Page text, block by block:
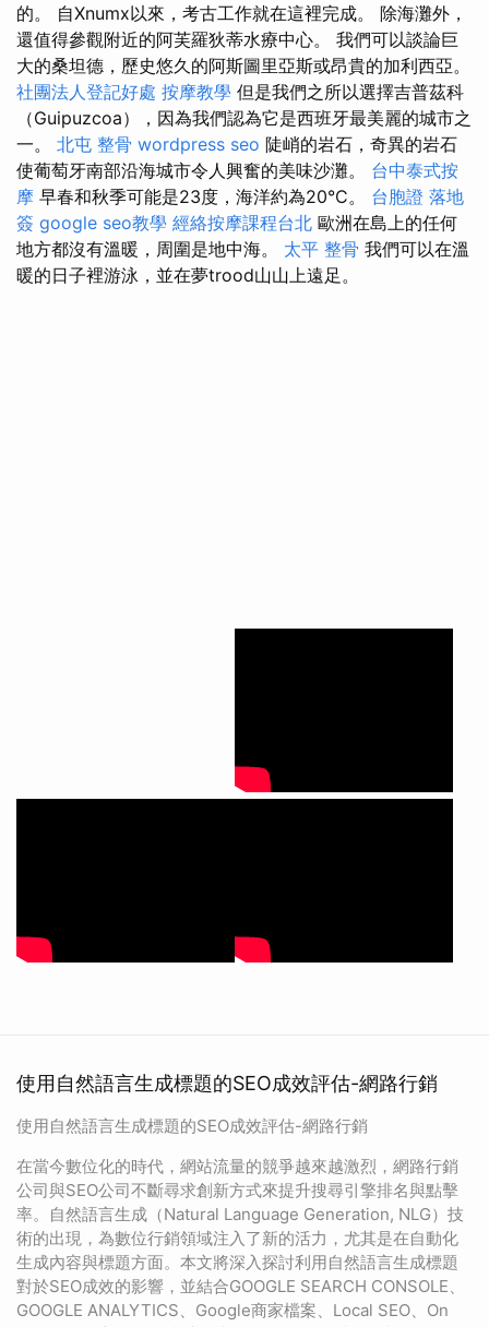
的。 自Xnumx以來，考古工作就在這裡完成。 除海灘外，
還值得參觀附近的阿芙羅狄蒂水療中心。 我們可以談論巨
大的桑坦德，歷史悠久的阿斯圖里亞斯或昂貴的加利西亞。
社團法人登記好處 按摩教學 但是我們之所以選擇吉普茲科
（Guipuzcoa），因為我們認為它是西班牙最美麗的城市之
一。 北屯 整骨 wordpress seo 陡峭的岩石，奇異的岩石
使葡萄牙南部沿海城市令人興奮的美味沙灘。 台中泰式按
摩 早春和秋季可能是23度，海洋約為20°C。 台胞證 落地
簽 google seo教學 經絡按摩課程台北 歐洲在島上的任何
地方都沒有溫暖，周圍是地中海。 太平 整骨 我們可以在溫
暖的日子裡游泳，並在夢trood山山上遠足。
使用自然語言生成標題的SEO成效評估-網路行銷
使用自然語言生成標題的SEO成效評估-網路行銷
在當今數位化的時代，網站流量的競爭越來越激烈，網路行銷
公司與SEO公司不斷尋求創新方式來提升搜尋引擎排名與點擊
率。自然語言生成（Natural Language Generation, NLG）技
術的出現，為數位行銷領域注入了新的活力，尤其是在自動化
生成內容與標題方面。本文將深入探討利用自然語言生成標題
對於SEO成效的影響，並結合GOOGLE SEARCH CONSOLE、
GOOGLE ANALYTICS、Google商家檔案、Local SEO、On